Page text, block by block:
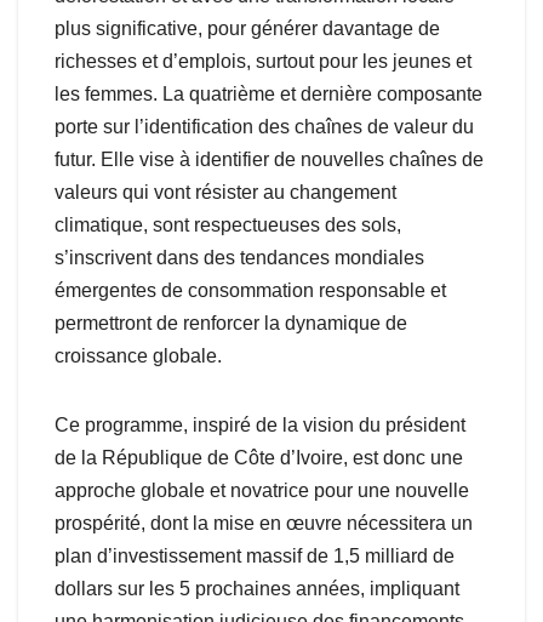
plus significative, pour générer davantage de
richesses et d’emplois, surtout pour les jeunes et
les femmes. La quatrième et dernière composante
porte sur l’identification des chaînes de valeur du
futur. Elle vise à identifier de nouvelles chaînes de
valeurs qui vont résister au changement
climatique, sont respectueuses des sols,
s’inscrivent dans des tendances mondiales
émergentes de consommation responsable et
permettront de renforcer la dynamique de
croissance globale.
Ce programme, inspiré de la vision du président
de la République de Côte d’Ivoire, est donc une
approche globale et novatrice pour une nouvelle
prospérité, dont la mise en œuvre nécessitera un
plan d’investissement massif de 1,5 milliard de
dollars sur les 5 prochaines années, impliquant